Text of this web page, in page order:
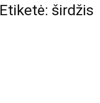
Etiketė: širdžis